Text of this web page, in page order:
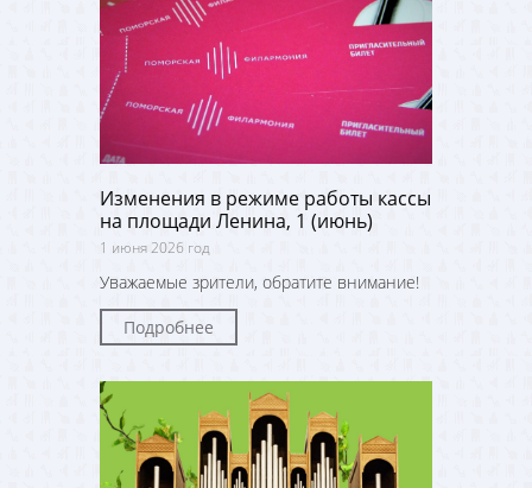
Изменения в режиме работы кассы
на площади Ленина, 1 (июнь)
1 июня 2026 год
Уважаемые зрители, обратите внимание!
Подробнее